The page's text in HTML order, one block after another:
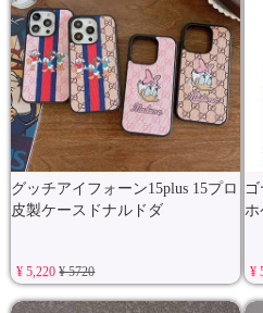
グッチアイフォーン15plus 15プロ
皮製ケースドナルドダ
¥ 5,220¥ 5720 ¥